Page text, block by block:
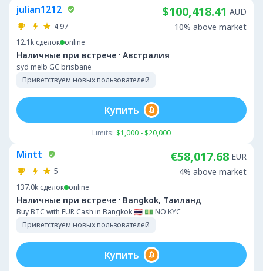
julian1212
4.97
12.1k сделок online
Наличные при встрече · Австралия
syd melb GC brisbane
Приветствуем новых пользователей
$100,418.41 AUD
10% above market
Limits: $1,000 - $20,000
Купить
Mintt
5
137.0k сделок online
Наличные при встрече · Bangkok, Таиланд
Buy BTC with EUR Cash in Bangkok 🇹🇭 💵 NO KYC
Приветствуем новых пользователей
€58,017.68 EUR
4% above market
Купить